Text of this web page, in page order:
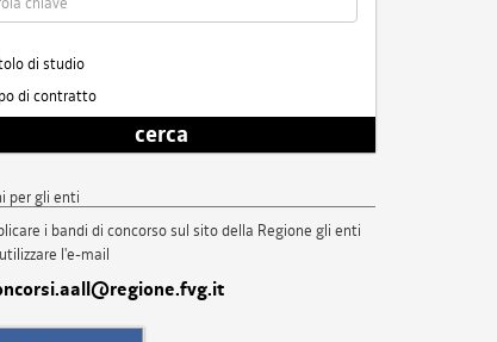
di studio
di contratto
cerca
per gli enti
i bandi di concorso sul sito della Regione gli enti
l'e-mail